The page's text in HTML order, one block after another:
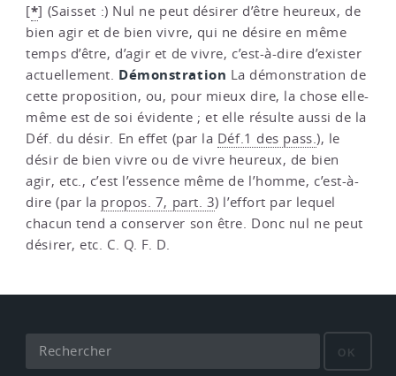
[*] (Saisset :) Nul ne peut désirer d’être heureux, de
bien agir et de bien vivre, qui ne désire en même
temps d’être, d’agir et de vivre, c’est-à-dire d’exister
actuellement. Démonstration La démonstration de
cette proposition, ou, pour mieux dire, la chose elle-
même est de soi évidente ; et elle résulte aussi de la
Déf. du désir. En effet (par la Déf.1 des pass.), le
désir de bien vivre ou de vivre heureux, de bien
agir, etc., c’est l’essence même de l’homme, c’est-à-
dire (par la propos. 7, part. 3) l’effort par lequel
chacun tend a conserver son être. Donc nul ne peut
désirer, etc. C. Q. F. D.
OK